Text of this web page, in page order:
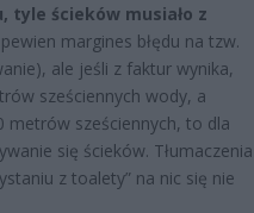
tyle ścieków musiało z
margines błędu na tzw.
ale jeśli z faktur wynika,
sześciennych wody, a
metrów sześciennych, to dla
się ścieków. Tłumaczenia
z toalety” na nic się nie